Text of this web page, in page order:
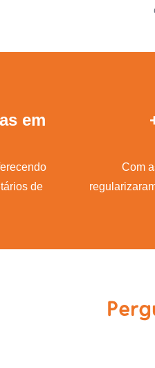
em
de
Com